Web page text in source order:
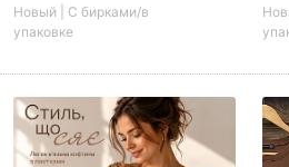
Новый | С бирками/в
упаковке